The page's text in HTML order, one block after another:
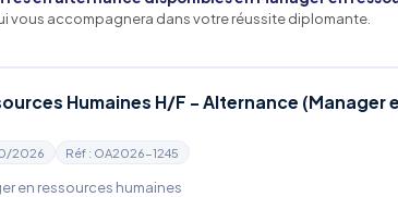
vous accompagnera dans votre réussite diplomante.
Humaines H/F - Alternance (Manager
2026 Réf : OA2026-1245
en ressources humaines